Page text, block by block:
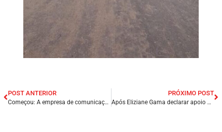
POST ANTERIOR
Começou: A empresa de comunicação Jovem Pan é censurada pelo TSE.
PRÓXIMO POST
Após Eliziane Gama declarar apoio a Lula, Convenção das Assembleias de Deus no Maranhão lança nota de repúdio contra a senadora.